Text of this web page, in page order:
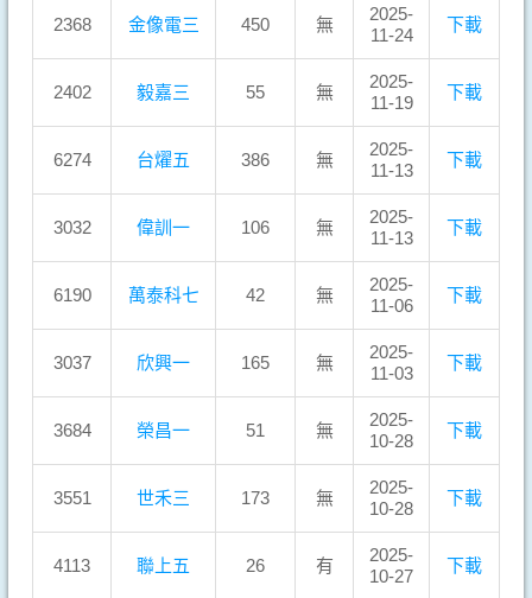
2368 金像電三 450 無
2025-
11-24
下載
2402 毅嘉三 55 無
2025-
11-19
下載
6274 台燿五 386 無
2025-
11-13
下載
3032 偉訓一 106 無
2025-
11-13
下載
6190 萬泰科七 42 無
2025-
11-06
下載
3037 欣興一 165 無
2025-
11-03
下載
3684 榮昌一 51 無
2025-
10-28
下載
3551 世禾三 173 無
2025-
10-28
下載
4113 聯上五 26 有
2025-
10-27
下載